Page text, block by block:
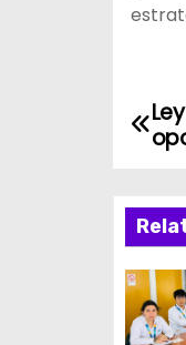
N
v
e
g